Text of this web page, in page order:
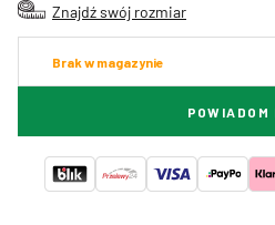
Znajdź swój rozmiar
Brak w magazynie
POWIADOM